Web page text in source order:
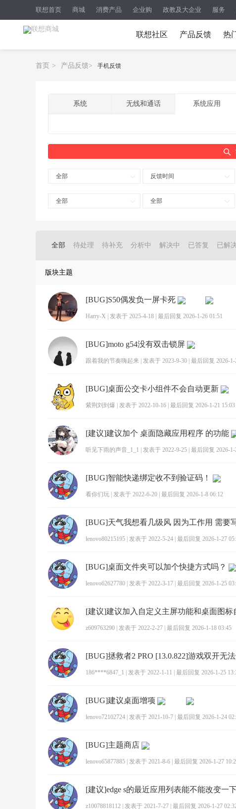
联想首页 商城 消费产品 企业购 政教及大企业 服务
联想社区 产品反馈 热
首页 > 产品反馈> 手机反馈
系统 无线和通话 系统应用
全部 反馈时间
全部 全部
全部 待处理 待补充 分析中 解决中 已答复 已解
版块主题
[BUG]S50偶发负一屏卡死
Harry-X 发表于 2025-4-18 最后回复 2026-1-26 01:51
[BUG]moto g54没有双击锁屏
跟着我的节奏嗨起来 发表于 2023-9-30 最后回复 2026-1-
[BUG]桌面公交卡小组件不会自动更新
紫荆刘到爆 发表于 2022-10-16 最后回复 2026-1-21 15:03
[建议]建议加个 桌面隐藏应用程序 的功能
听见下雨的声音_1_1 发表于 2022-9-25 最后回复 2026-1-
[BUG]智能快递绑定收不到验证码！
看你们玩 发表于 2022-6-20 最后回复 2026-1-8 06:12
[BUG]天气我想看几级风 因为工作用 需要
lenovo80215195 发表于 2022-5-24 最后回复 2026-1-27
[BUG]桌面文件夹可以加个快捷方式吗？
lenovo62627780 发表于 2022-3-17 最后回复 2026-1-25
z609763290 发表于 2022-2-27 最后回复 2026-1-18 03:45
186****6847_1 发表于 2022-1-11 最后回复 2026-1-25
[BUG]建议桌面增项
lenovo72102724 发表于 2021-10-7 最后回复 2026-1-24
[BUG]主题商店
lenovo65877885 发表于 2021-8-6 最后回复 2026-1-27
[建议]edge s的最近应用列表能不能改变一
z10078818112 发表于 2021-7-27 最后回复 2026-1-27